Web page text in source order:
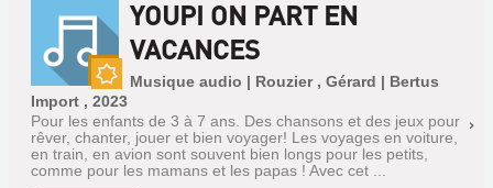
Nouveauté
YOUPI ON PART EN
VACANCES
Musique audio | Rouzier , Gérard | Bertus
Import , 2023
Pour les enfants de 3 à 7 ans. Des chansons et des jeux pour
rêver, chanter, jouer et bien voyager! Les voyages en voiture,
en train, en avion sont souvent bien longs pour les petits,
comme pour les mamans et les papas ! Avec cet ...